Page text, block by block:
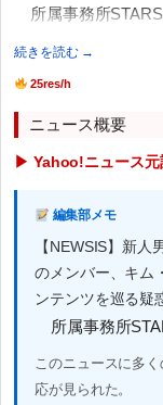
所属事務所
続きを読む →
25res/h
ニュース概要
▶ Yahoo!ニュース元
編集部メモ
【NEWSIS】新人
のメンバー、キム
ンテンツを巡る疑
所属事務所
このニュースに多
応が見られた。